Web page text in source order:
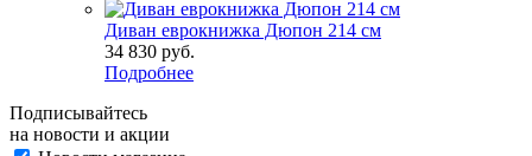
Диван еврокнижка Дюпон 214 см
34 830 руб.
Подробнее
Подписывайтесь
на новости и акции